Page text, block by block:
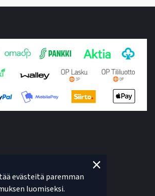
evästeitä paremman
luomiseksi.